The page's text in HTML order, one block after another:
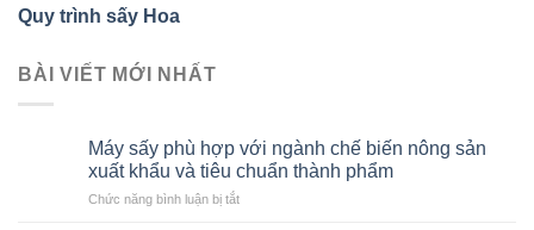
Quy trình sấy Hoa
BÀI VIẾT MỚI NHẤT
Máy sấy phù hợp với ngành chế biến nông sản
xuất khẩu và tiêu chuẩn thành phẩm
Chức năng bình luận bị tắtở